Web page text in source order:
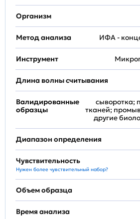
Организм
Метод анализа ИФА -
Инструмент
Длина волны считывания
Валидированные
образцы
сыворотка;
тканей;
другие
Диапазон определения
Чувствительность
Нужен более чувствительный набор?
Объем образца
Время анализа